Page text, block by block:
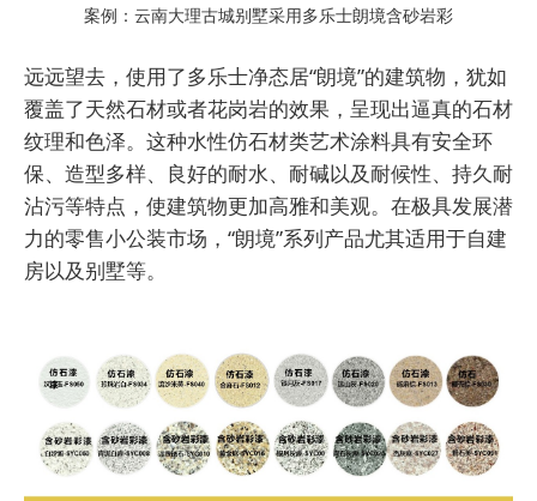
案例：云南大理古城别墅采用多乐士朗境含砂岩彩
远远望去，使用了多乐士净态居“朗境”的建筑物，犹如
覆盖了天然石材或者花岗岩的效果，呈现出逼真的石材
纹理和色泽。这种水性仿石材类艺术涂料具有安全环
保、造型多样、良好的耐水、耐碱以及耐候性、持久耐
沾污等特点，使建筑物更加高雅和美观。在极具发展潜
力的零售小公装市场，“朗境”系列产品尤其适用于自建
房以及别墅等。